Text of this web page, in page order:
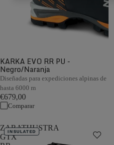
KARKA EVO RR PU -
Negro/Naranja
Diseñadas para expediciones alpinas de
hasta 6000 m
€679,00
Comparar
ZARATHUSTRA
GTX
INSULATED